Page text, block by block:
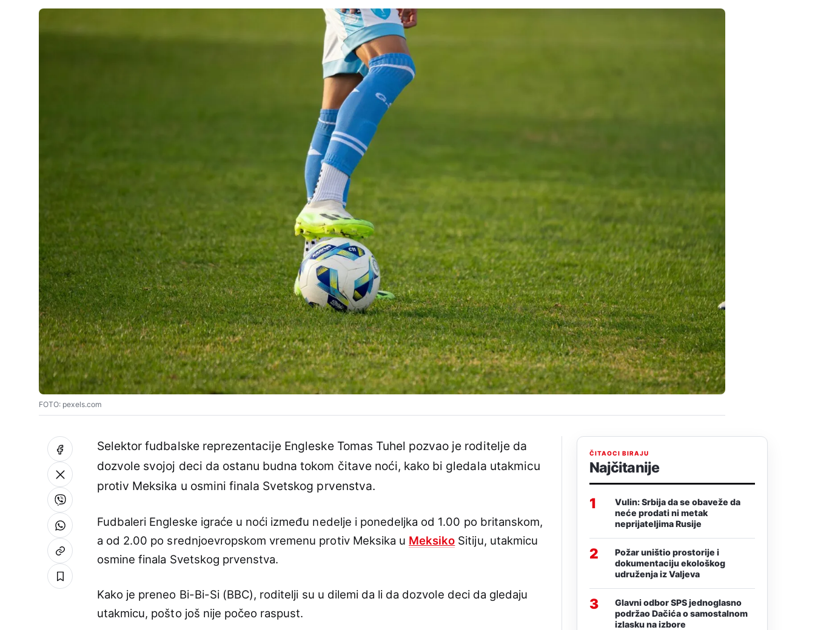
FOTO: pexels.com
Selektor fudbalske reprezentacije Engleske Tomas Tuhel pozvao je roditelje da
dozvole svojoj deci da ostanu budna tokom čitave noći, kako bi gledala utakmicu
protiv Meksika u osmini finala Svetskog prvenstva.
Fudbaleri Engleske igraće u noći između nedelje i ponedeljka od 1.00 po britanskom,
a od 2.00 po srednjoevropskom vremenu protiv Meksika u Meksiko Sitiju, utakmicu
osmine finala Svetskog prvenstva.
Kako je preneo Bi-Bi-Si (BBC), roditelji su u dilemi da li da dozvole deci da gledaju
utakmicu, pošto još nije počeo raspust.
ČITAOCI BIRAJU
Najčitanije
1
Vulin: Srbija da se obaveže da
neće prodati ni metak
neprijateljima Rusije
2
Požar uništio prostorije i
dokumentaciju ekološkog
udruženja iz Valjeva
3
Glavni odbor SPS jednoglasno
podržao Dačića o samostalnom
izlasku na izbore